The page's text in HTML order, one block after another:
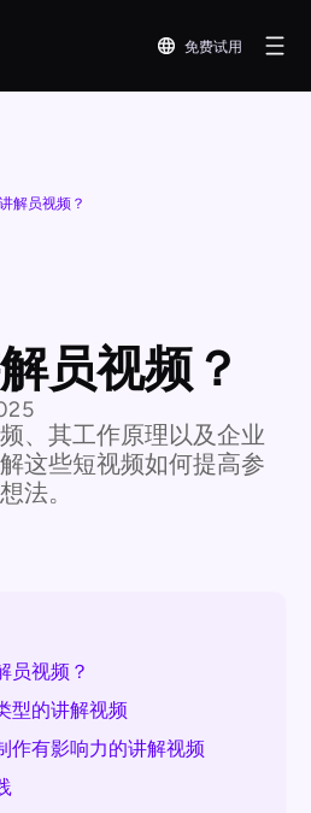
免费试用
解员视频？
员视频？
、其工作原理以及企业
这些短视频如何提高参
法。
员视频？
型的讲解视频
作有影响力的讲解视频